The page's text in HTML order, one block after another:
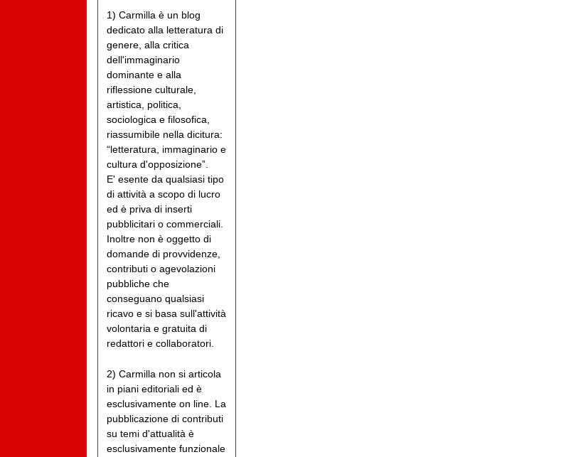
1) Carmilla è un blog
dedicato alla letteratura di
genere, alla critica
dell'immaginario
dominante e alla
riflessione culturale,
artistica, politica,
sociologica e filosofica,
riassumibile nella dicitura:
“letteratura, immaginario e
cultura d'opposizione”.
E' esente da qualsiasi tipo
di attività a scopo di lucro
ed è priva di inserti
pubblicitari o commerciali.
Inoltre non è oggetto di
domande di provvidenze,
contributi o agevolazioni
pubbliche che
conseguano qualsiasi
ricavo e si basa sull'attività
volontaria e gratuita di
redattori e collaboratori.
2) Carmilla non si articola
in piani editoriali ed è
esclusivamente on line. La
pubblicazione di contributi
su temi d'attualità è
esclusivamente funzionale